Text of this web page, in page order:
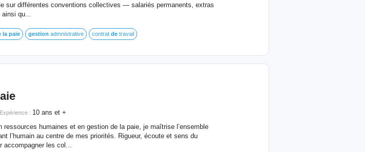
sur différentes conventions collectives — salariés permanents, extras
qu...
la paie gestion admnistrative contrat detravail
Expérience : 10 ans et +
ressources humaines et en gestion de la paie, je maîtrise l’ensemble
l’humain au centre de mes priorités. Rigueur, écoute et sens du
accompagner les col...